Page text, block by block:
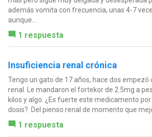
además vomita con frecuencia, unas 4-7
aunque...
1 respuesta
Insuficiencia renal crónica
Tengo un gato de 17 años, hace dos empezó
renal. Le mandaron el fortekor de 2.5mg a
kilos y algo. ¿Es fuerte este medicamento
dosis?. Del pienso renal de momento que
1 respuesta